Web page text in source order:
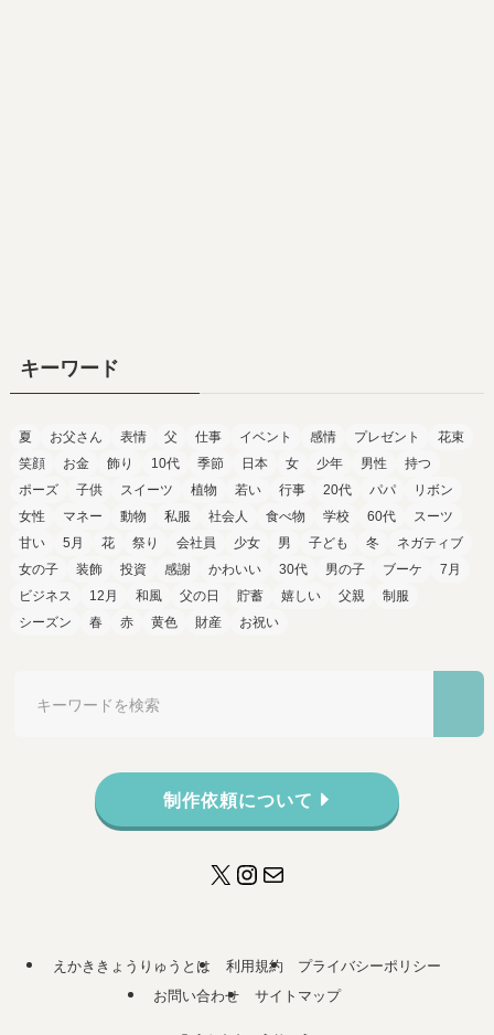
キーワード
夏 お父さん 表情 父 仕事 イベント 感情 プレゼント
花束
笑顔
お金 飾り 10代 季節 日本 女 少年 男性
持つ
ポーズ
子供 スイーツ 植物 若い 行事 20代 パパ
リボン
女性
マネー 動物 私服 社会人 食べ物 学校 60代
スーツ
甘い
5月 花 祭り 会社員 少女 男 子ども 冬
ネガティブ
女の子
装飾 投資 感謝 かわいい 30代 男の子 ブーケ
7月
ビジネス
12月 和風 父の日 貯蓄 嬉しい 父親
制服
シーズン
春 赤 黄色 財産 お祝い
制作依頼について
X Instagram
メール
えかききょうりゅうとは 利用規約
プライバシーポリシー
お問い合わせ
サイトマップ